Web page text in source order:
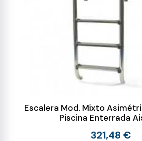
Escalera Mod. Mixto
Piscina Enterrada
321,48 €